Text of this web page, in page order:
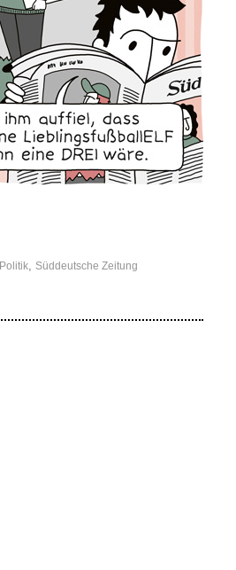
Politik, Süddeutsche Zeitung